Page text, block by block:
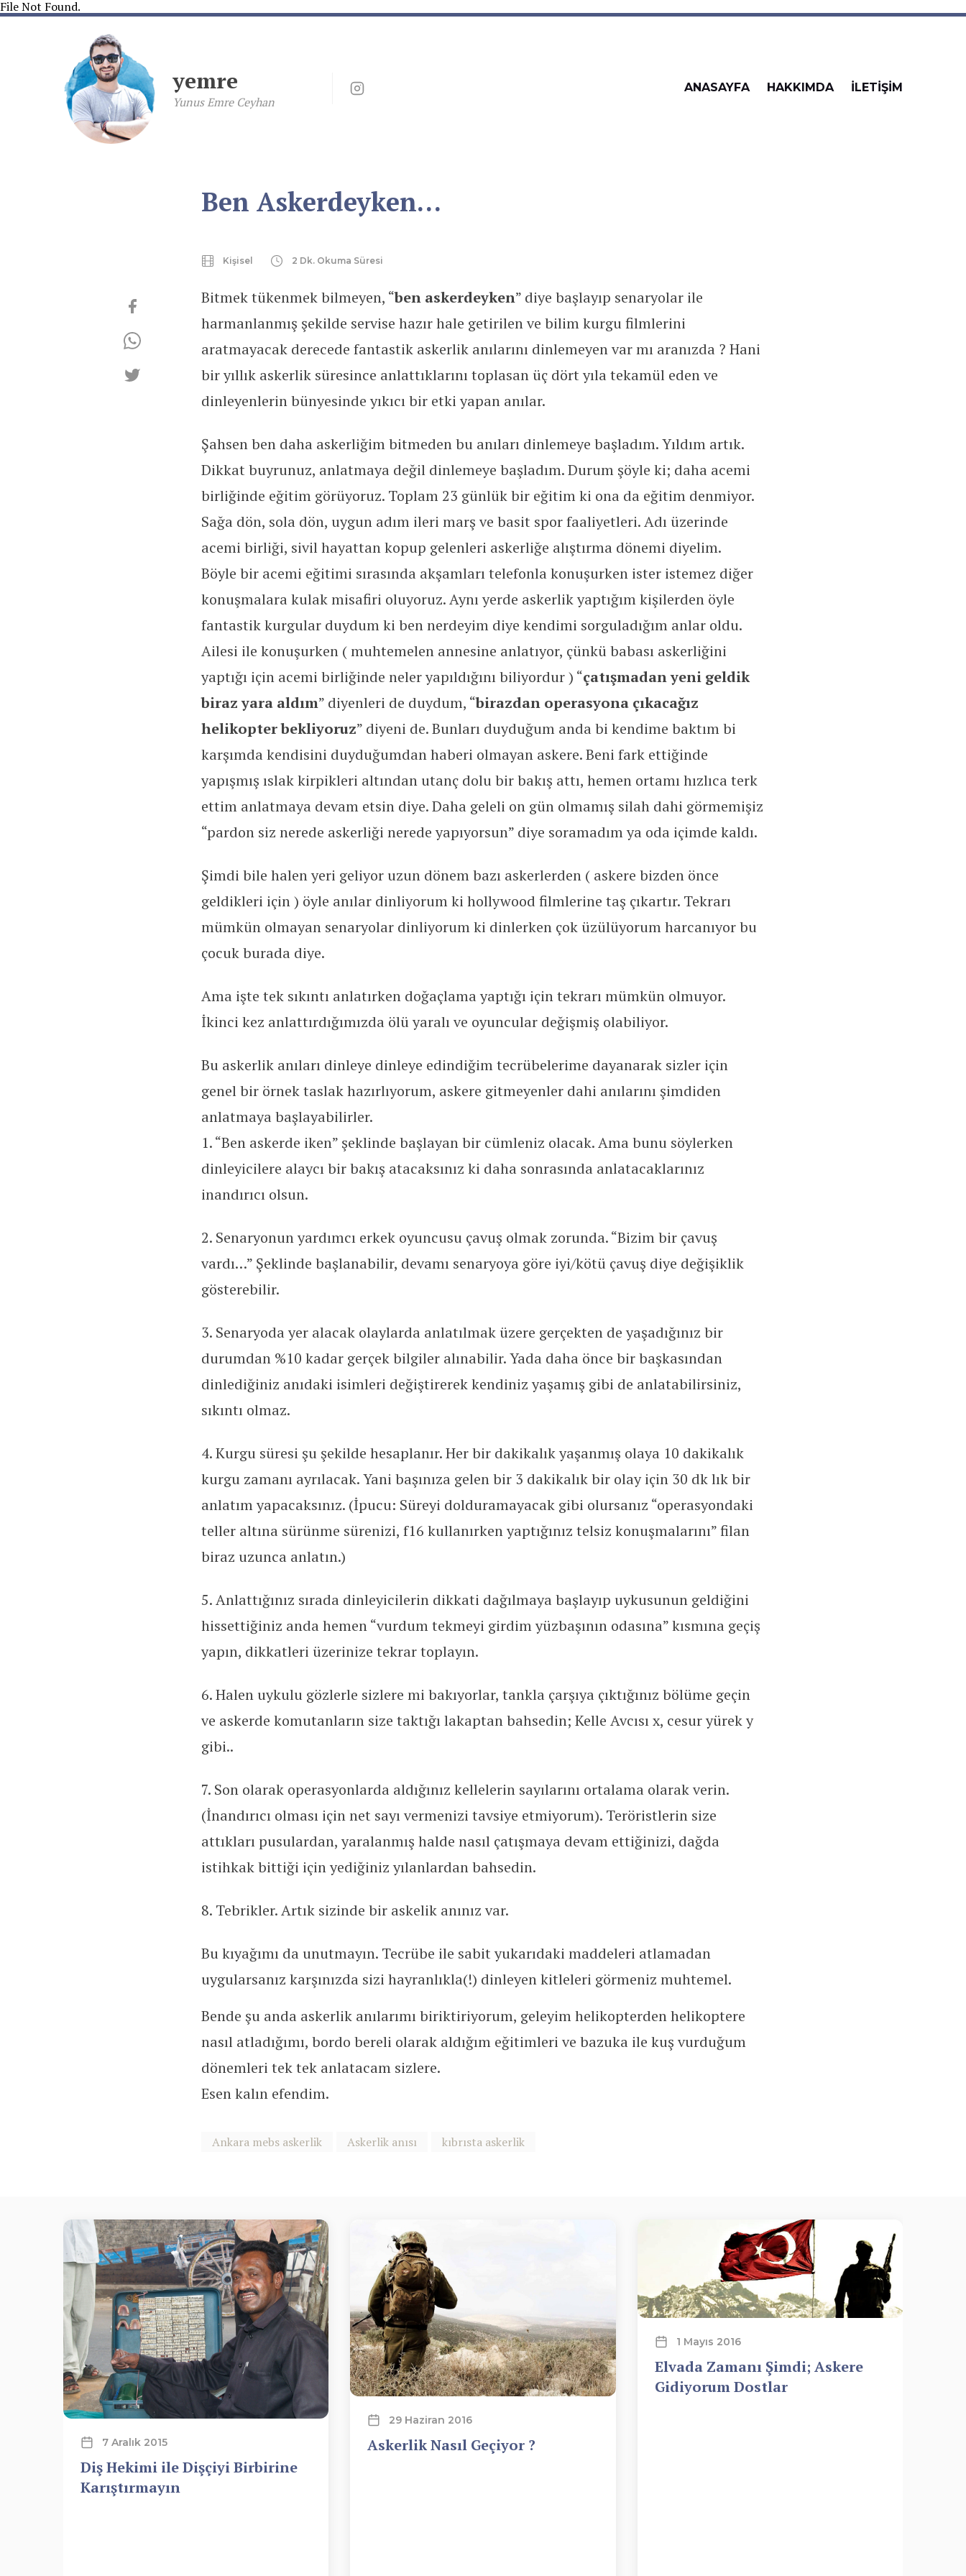
File Not Found.
yemre
Yunus Emre Ceyhan
ANASAYFA HAKKIMDA İLETİŞİM
Ben Askerdeyken…
Kişisel 2 Dk. Okuma Süresi
Bitmek tükenmek bilmeyen, “ben askerdeyken” diye başlayıp senaryolar ile
harmanlanmış şekilde servise hazır hale getirilen ve bilim kurgu filmlerini
aratmayacak derecede fantastik askerlik anılarını dinlemeyen var mı aranızda ? Hani
bir yıllık askerlik süresince anlattıklarını toplasan üç dört yıla tekamül eden ve
dinleyenlerin bünyesinde yıkıcı bir etki yapan anılar.
Şahsen ben daha askerliğim bitmeden bu anıları dinlemeye başladım. Yıldım artık.
Dikkat buyrunuz, anlatmaya değil dinlemeye başladım. Durum şöyle ki; daha acemi
birliğinde eğitim görüyoruz. Toplam 23 günlük bir eğitim ki ona da eğitim denmiyor.
Sağa dön, sola dön, uygun adım ileri marş ve basit spor faaliyetleri. Adı üzerinde
acemi birliği, sivil hayattan kopup gelenleri askerliğe alıştırma dönemi diyelim.
Böyle bir acemi eğitimi sırasında akşamları telefonla konuşurken ister istemez diğer
konuşmalara kulak misafiri oluyoruz. Aynı yerde askerlik yaptığım kişilerden öyle
fantastik kurgular duydum ki ben nerdeyim diye kendimi sorguladığım anlar oldu.
Ailesi ile konuşurken ( muhtemelen annesine anlatıyor, çünkü babası askerliğini
yaptığı için acemi birliğinde neler yapıldığını biliyordur ) “çatışmadan yeni geldik
biraz yara aldım” diyenleri de duydum, “birazdan operasyona çıkacağız
helikopter bekliyoruz” diyeni de. Bunları duyduğum anda bi kendime baktım bi
karşımda kendisini duyduğumdan haberi olmayan askere. Beni fark ettiğinde
yapışmış ıslak kirpikleri altından utanç dolu bir bakış attı, hemen ortamı hızlıca terk
ettim anlatmaya devam etsin diye. Daha geleli on gün olmamış silah dahi görmemişiz
“pardon siz nerede askerliği nerede yapıyorsun” diye soramadım ya oda içimde kaldı.
Şimdi bile halen yeri geliyor uzun dönem bazı askerlerden ( askere bizden önce
geldikleri için ) öyle anılar dinliyorum ki hollywood filmlerine taş çıkartır. Tekrarı
mümkün olmayan senaryolar dinliyorum ki dinlerken çok üzülüyorum harcanıyor bu
çocuk burada diye.
Ama işte tek sıkıntı anlatırken doğaçlama yaptığı için tekrarı mümkün olmuyor.
İkinci kez anlattırdığımızda ölü yaralı ve oyuncular değişmiş olabiliyor.
Bu askerlik anıları dinleye dinleye edindiğim tecrübelerime dayanarak sizler için
genel bir örnek taslak hazırlıyorum, askere gitmeyenler dahi anılarını şimdiden
anlatmaya başlayabilirler.
1. “Ben askerde iken” şeklinde başlayan bir cümleniz olacak. Ama bunu söylerken
dinleyicilere alaycı bir bakış atacaksınız ki daha sonrasında anlatacaklarınız
inandırıcı olsun.
2. Senaryonun yardımcı erkek oyuncusu çavuş olmak zorunda. “Bizim bir çavuş
vardı…” Şeklinde başlanabilir, devamı senaryoya göre iyi/kötü çavuş diye değişiklik
gösterebilir.
3. Senaryoda yer alacak olaylarda anlatılmak üzere gerçekten de yaşadığınız bir
durumdan %10 kadar gerçek bilgiler alınabilir. Yada daha önce bir başkasından
dinlediğiniz anıdaki isimleri değiştirerek kendiniz yaşamış gibi de anlatabilirsiniz,
sıkıntı olmaz.
4. Kurgu süresi şu şekilde hesaplanır. Her bir dakikalık yaşanmış olaya 10 dakikalık
kurgu zamanı ayrılacak. Yani başınıza gelen bir 3 dakikalık bir olay için 30 dk lık bir
anlatım yapacaksınız. (İpucu: Süreyi dolduramayacak gibi olursanız “operasyondaki
teller altına sürünme sürenizi, f16 kullanırken yaptığınız telsiz konuşmalarını” filan
biraz uzunca anlatın.)
5. Anlattığınız sırada dinleyicilerin dikkati dağılmaya başlayıp uykusunun geldiğini
hissettiğiniz anda hemen “vurdum tekmeyi girdim yüzbaşının odasına” kısmına geçiş
yapın, dikkatleri üzerinize tekrar toplayın.
6. Halen uykulu gözlerle sizlere mi bakıyorlar, tankla çarşıya çıktığınız bölüme geçin
ve askerde komutanların size taktığı lakaptan bahsedin; Kelle Avcısı x, cesur yürek y
gibi..
7. Son olarak operasyonlarda aldığınız kellelerin sayılarını ortalama olarak verin.
(İnandırıcı olması için net sayı vermenizi tavsiye etmiyorum). Teröristlerin size
attıkları pusulardan, yaralanmış halde nasıl çatışmaya devam ettiğinizi, dağda
istihkak bittiği için yediğiniz yılanlardan bahsedin.
8. Tebrikler. Artık sizinde bir askelik anınız var.
Bu kıyağımı da unutmayın. Tecrübe ile sabit yukarıdaki maddeleri atlamadan
uygularsanız karşınızda sizi hayranlıkla(!) dinleyen kitleleri görmeniz muhtemel.
Bende şu anda askerlik anılarımı biriktiriyorum, geleyim helikopterden helikoptere
nasıl atladığımı, bordo bereli olarak aldığım eğitimleri ve bazuka ile kuş vurduğum
dönemleri tek tek anlatacam sizlere.
Esen kalın efendim.
Ankara mebs askerlik Askerlik anısı kıbrısta askerlik
7 Aralık 2015
Diş Hekimi ile Dişçiyi Birbirine
Karıştırmayın
29 Haziran 2016
Askerlik Nasıl Geçiyor ?
1 Mayıs 2016
Elvada Zamanı Şimdi; Askere
Gidiyorum Dostlar